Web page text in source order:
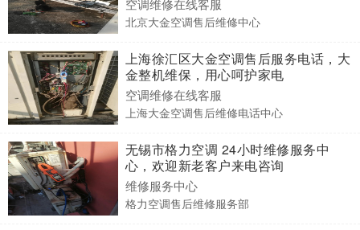
空调维修在线客服
北京大金空调售后维修中心
上海徐汇区大金空调售后服务电话，大
金整机维保，用心呵护家电
空调维修在线客服
上海大金空调售后维修电话中心
无锡市格力空调 24小时维修服务中
心，欢迎新老客户来电咨询
维修服务中心
格力空调售后维修服务部